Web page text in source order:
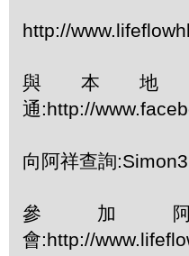
http://
與本
通:http://
向阿祥查詢
參加
會:http://